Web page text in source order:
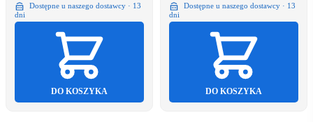
Dostępne u naszego dostawcy · 13
dni
DO KOSZYKA
Dostępne u naszego dostawcy · 13
dni
DO KOSZYKA